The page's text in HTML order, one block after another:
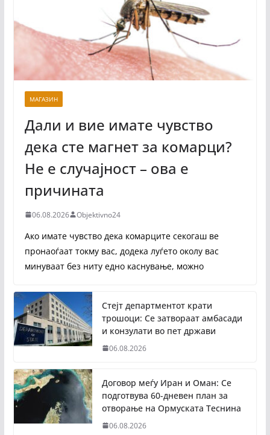
МАГАЗИН
Дали и вие имате чувство
дека сте магнет за комарци?
Не е случајност – ова е
причината
06.08.2026 Objektivno24
Ако имате чувство дека комарците секогаш ве
пронаоѓаат токму вас, додека луѓето околу вас
минуваат без ниту едно каснување, можно
Стејт департментот крати
трошоци: Се затвораат амбасади
и конзулати во пет држави
06.08.2026
Договор меѓу Иран и Оман: Се
подготвува 60-дневен план за
отворање на Ормуската Теснина
06.08.2026